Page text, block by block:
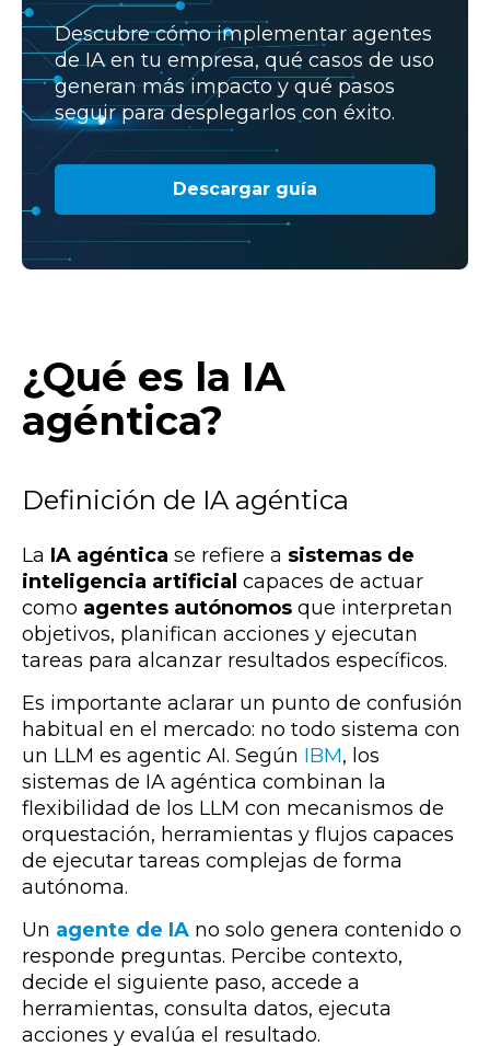
Descubre cómo implementar agentes
de IA en tu empresa, qué casos de uso
generan más impacto y qué pasos
seguir para desplegarlos con éxito.
Descargar guía
¿Qué es la IA
agéntica?
Definición de IA agéntica
La IA agéntica se refiere a sistemas de
inteligencia artificial capaces de actuar
como agentes autónomos que interpretan
objetivos, planifican acciones y ejecutan
tareas para alcanzar resultados específicos.
Es importante aclarar un punto de confusión
habitual en el mercado: no todo sistema con
un LLM es agentic AI. Según IBM, los
sistemas de IA agéntica combinan la
flexibilidad de los LLM con mecanismos de
orquestación, herramientas y flujos capaces
de ejecutar tareas complejas de forma
autónoma.
Un agente de IA no solo genera contenido o
responde preguntas. Percibe contexto,
decide el siguiente paso, accede a
herramientas, consulta datos, ejecuta
acciones y evalúa el resultado.